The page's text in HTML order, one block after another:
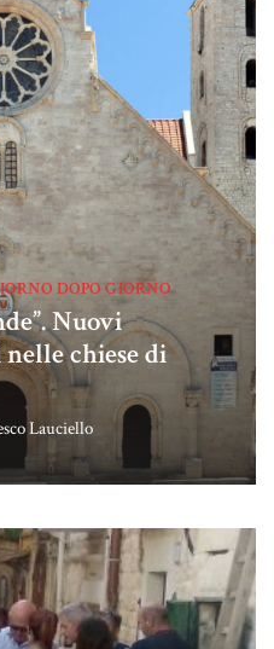
DOPO GIORNO
Nuovi
chiese di
Lauciello